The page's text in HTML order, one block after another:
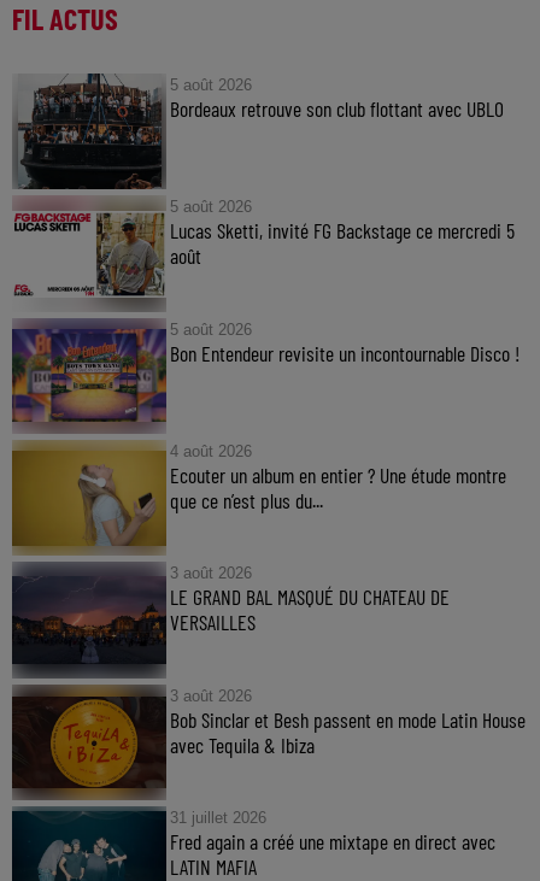
FIL ACTUS
5 août 2026
Bordeaux retrouve son club flottant avec UBLO
5 août 2026
Lucas Sketti, invité FG Backstage ce mercredi 5
août
5 août 2026
Bon Entendeur revisite un incontournable Disco !
4 août 2026
Ecouter un album en entier ? Une étude montre
que ce n’est plus du...
3 août 2026
LE GRAND BAL MASQUÉ DU CHATEAU DE
VERSAILLES
3 août 2026
Bob Sinclar et Besh passent en mode Latin House
avec Tequila & Ibiza
31 juillet 2026
Fred again a créé une mixtape en direct avec
LATIN MAFIA